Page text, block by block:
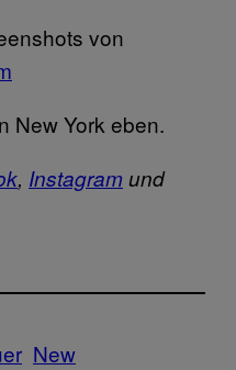
von
New York eben.
, Instagramund
New